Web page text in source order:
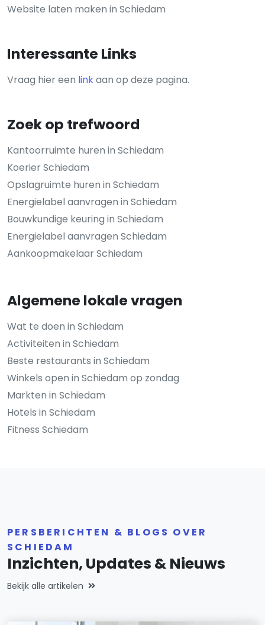
Website laten maken in Schiedam
Interessante Links
Vraag hier een linkaan op deze pagina.
Zoek op trefwoord
Kantoorruimte huren in Schiedam
Koerier Schiedam
Opslagruimte huren in Schiedam
Energielabel aanvragen in Schiedam
Bouwkundige keuring in Schiedam
Energielabel aanvragen Schiedam
Aankoopmakelaar Schiedam
Algemene lokale vragen
Wat te doen in Schiedam
Activiteiten in Schiedam
Beste restaurants in Schiedam
Winkels open in Schiedam op zondag
Markten in Schiedam
Hotels in Schiedam
Fitness Schiedam
PERSBERICHTEN & BLOGS OVER
SCHIEDAM
Inzichten, Updates & Nieuws
Bekijk alle artikelen